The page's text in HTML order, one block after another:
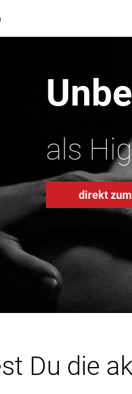
als
direkt
Du die